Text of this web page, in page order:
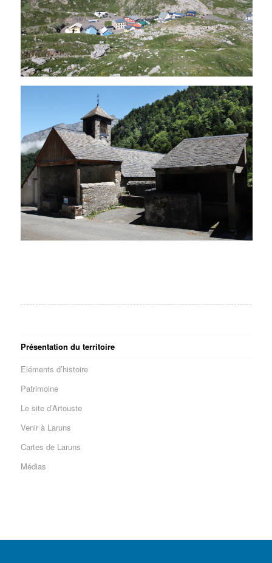
Présentation du territoire
Eléments d’histoire
Patrimoine
Le site d’Artouste
Venir à Laruns
Cartes de Laruns
Médias